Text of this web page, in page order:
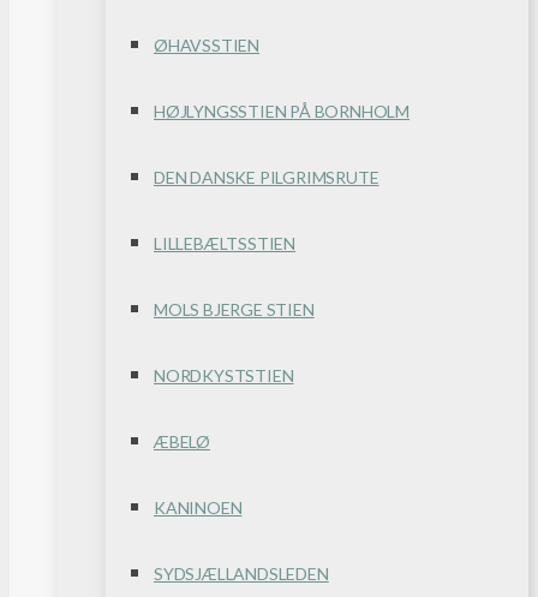
ØHAVSSTIEN
HØJLYNGSSTIEN PÅ BORNHOLM
DEN DANSKE PILGRIMSRUTE
LILLEBÆLTSSTIEN
MOLS BJERGE STIEN
NORDKYSTSTIEN
ÆBELØ
KANINOEN
SYDSJÆLLANDSLEDEN